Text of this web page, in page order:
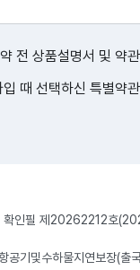
전 상품설명서 및 약
입 때 선택하신 특별약
확인필 제20262212호
공기및수하물지연보장(출